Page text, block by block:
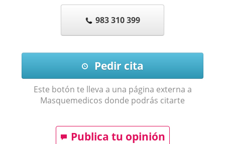
983 310 399
Pedir cita
Este botón te lleva a una página externa a
Masquemedicos donde podrás citarte
Publica tu opinión